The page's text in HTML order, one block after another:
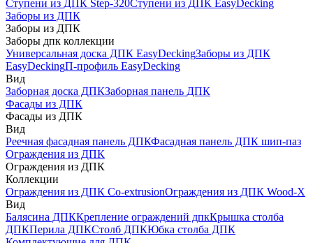
Ступени из ДПК Step-320Ступени из ДПК EasyDecking
Заборы из ДПК
Заборы из ДПК
Заборы дпк коллекции
Универсальная доска ДПК EasyDeckingЗаборы из ДПК
EasyDeckingП-профиль EasyDecking
Вид
Заборная доска ДПКЗаборная панель ДПК
Фасады из ДПК
Фасады из ДПК
Вид
Реечная фасадная панель ДПКФасадная панель ДПК шип-паз
Ограждения из ДПК
Ограждения из ДПК
Коллекции
Ограждения из ДПК Co-extrusionОграждения из ДПК Wood-X
Вид
Балясина ДПККрепление ограждений дпкКрышка столба
ДПКПерила ДПКСтолб ДПКЮбка столба ДПК